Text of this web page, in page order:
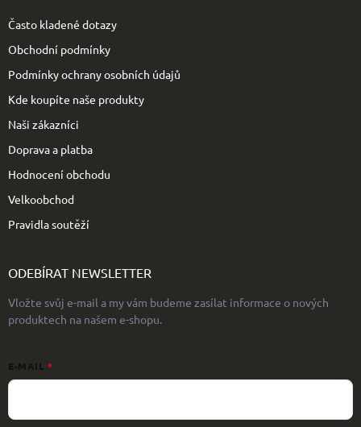
Často kladené dotazy
Obchodní podmínky
Podmínky ochrany osobních údajů
Kde koupíte naše produkty
Naši zákazníci
Doprava a platba
Hodnocení obchodu
Velkoobchod
Pravidla soutěží
ODEBÍRAT NEWSLETTER
Vložte svůj e-mail a my vám budeme zasílat informace o nových
produktech na našem e-shopu.
E-MAIL